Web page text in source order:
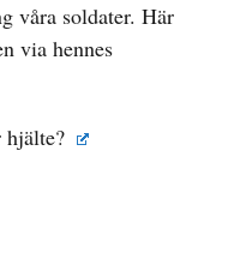
våra soldater. Här
via hennes
hjälte?